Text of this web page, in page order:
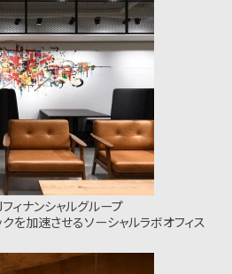
ィナンシャルグループ
を加速させるソーシャルラボオフィス